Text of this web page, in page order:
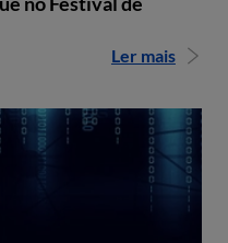
Ler mais